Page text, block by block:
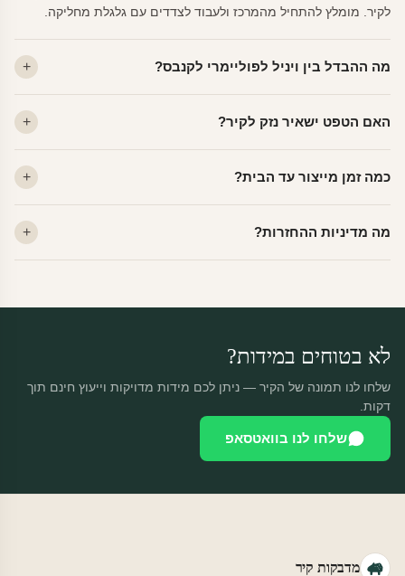
לקיר. מומלץ להתחיל מהמרכז ולעבוד לצדדים עם גלגלת מחליקה.
מה ההבדל בין ויניל לפוליימרי לקנבס?
פרמיום. קנבס — בד אמנותי יוקרתי, מט.
האם הטפט ישאיר נזק לקיר?
מתאים לקיר מטויח, גבס, קרמיקה וזכוכית.
כמה זמן מייצור עד הבית?
יוצאות באותו יום.
מה מדיניות ההחזרות?
לא בטוחים במידות?
שלחו לנו תמונה של הקיר — ניתן לכם מידות מדויקות וייעוץ חינם תוך
דקות.
שלחו לנו בוואטסאפ
מדבקות קיר